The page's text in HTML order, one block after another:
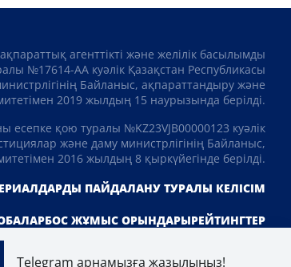
агенттікті және желілік басылымды
№17614-АА куәлік Қазақстан Республикасы
Байланыс, ақпараттандыру және
2019 жылдың 15 наурызында берілді.
есепке қою туралы №KZ23VJB00000123 куәлік
және даму министрлігінің Байланыс,
2016 жылдың 8 қыркүйегінде берілді.
ПАЙДАЛАНУ ТУРАЛЫ КЕЛІСІМ
БОС ЖҰМЫС ОРЫНДАРЫРЕЙТИНГТЕР
Telegram арнамызға жазылыңыз!